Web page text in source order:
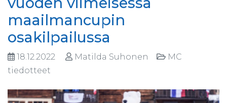
maailmancupin
osakilpailussa
18.12.2022 Matilda Suhonen
MC
tiedotteet